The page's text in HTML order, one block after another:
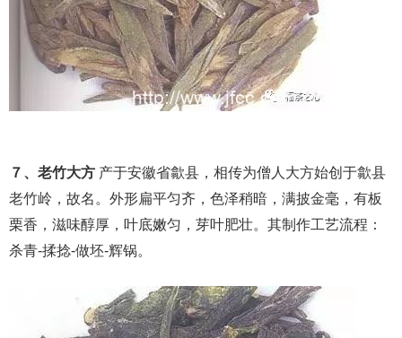
７、老竹大方 产于安徽省歙县，相传为僧人大方始创于歙县
老竹岭，故名。外形扁平匀齐，色泽稍暗，满披金毫，有板
栗香，滋味醇厚，叶底嫩匀，芽叶肥壮。其制作工艺流程：
杀青-揉捻-做坯-辉锅。